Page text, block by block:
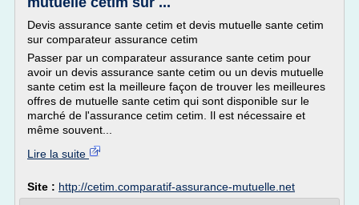
Devis assurance sante cetim et devis mutuelle sante cetim
sur comparateur assurance cetim
Passer par un comparateur assurance sante cetim pour
avoir un devis assurance sante cetim ou un devis mutuelle
sante cetim est la meilleure façon de trouver les meilleures
offres de mutuelle sante cetim qui sont disponible sur le
marché de l'assurance cetim cetim. Il est nécessaire et
même souvent...
Lire la suite
Site : http://cetim.comparatif-assurance-mutuelle.net